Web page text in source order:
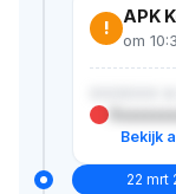
!
APK
om
XXXXXX
Bekijk
22 mrt